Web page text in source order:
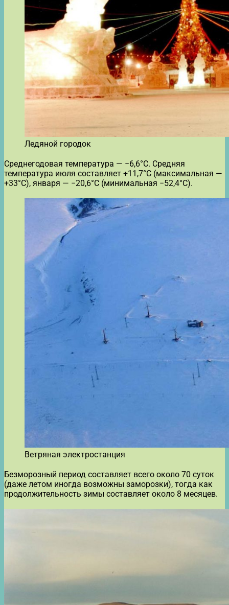
Ледяной городок
Среднегодовая температура — −6,6°C. Средняя
температура июля составляет +11,7°C (максимальная —
+33°C), января — −20,6°C (минимальная −52,4°C).
Ветряная электростанция
Безморозный период составляет всего около 70 суток
(даже летом иногда возможны заморозки), тогда как
продолжительность зимы составляет около 8 месяцев.